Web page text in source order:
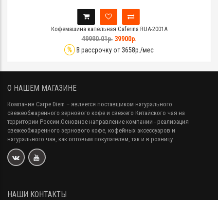
Кофемашина капельная Caferina RUA-2001A
49990.01р.39900р.
% В рассрочку от 3658р./мес
О НАШЕМ МАГАЗИНЕ
Компания Carpe Diem – является поставщиком натурального
свежеобжаренного зернового кофе и свежего Китайского чая на
территории России.Основное направление компании - реализация
свежеобжаренного зернового кофе, кофейных аксессуаров и
натурального чая, как оптовым покупателям, так и в розницу.
НАШИ КОНТАКТЫ